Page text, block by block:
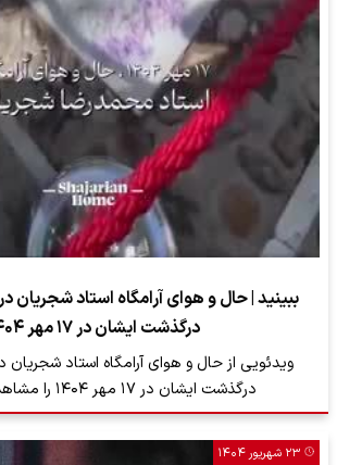
ببینید | حال و هوای آرامگاه استاد شجریان
درگذشت ایشان در ۱۷ مهر ۱۴۰۴
ویدئویی از حال و هوای آرامگاه استاد شجریان
درگذشت ایشان در ۱۷ مهر ۱۴۰۴ را مشاهده می‌کنید.
۲۳ شهریور ۱۴۰۴